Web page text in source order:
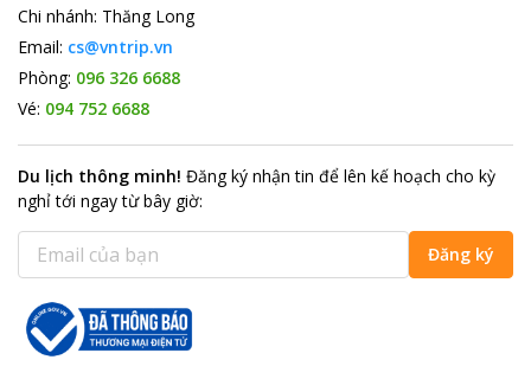
Chi nhánh: Thăng Long
Email: cs@vntrip.vn
Phòng: 096 326 6688
Vé: 094 752 6688
Du lịch thông minh! Đăng ký nhận tin để lên kế hoạch cho kỳ
nghỉ tới ngay từ bây giờ:
Đăng ký